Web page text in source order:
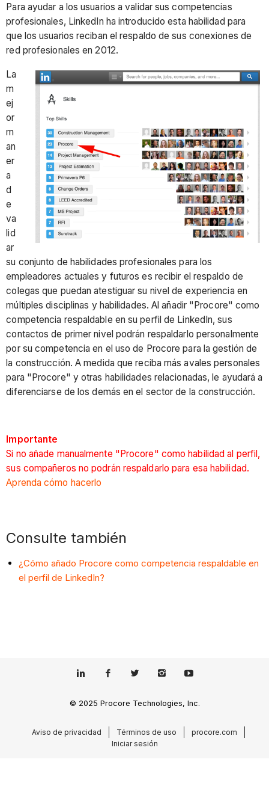
Para ayudar a los usuarios a validar sus competencias
profesionales, LinkedIn ha introducido esta habilidad para
que los usuarios reciban el respaldo de sus conexiones de
red profesionales en 2012.
La
m
ej
or
m
an
er
a
d
e
va
lid
ar
su conjunto de habilidades profesionales para los
empleadores actuales y futuros es recibir el respaldo de
colegas que puedan atestiguar su nivel de experiencia en
múltiples disciplinas y habilidades. Al añadir "Procore" como
competencia respaldable en su perfil de LinkedIn, sus
contactos de primer nivel podrán respaldarlo personalmente
por su competencia en el uso de Procore para la gestión de
la construcción. A medida que reciba más avales personales
para "Procore" y otras habilidades relacionadas, le ayudará a
diferenciarse de los demás en el sector de la construcción.
Importante
Si no añade manualmente "Procore" como habilidad al perfil,
sus compañeros no podrán respaldarlo para esa habilidad.
Aprenda cómo hacerlo
Consulte también
¿Cómo añado Procore como competencia respaldable en
el perfil de LinkedIn?
© 2025 Procore Technologies, Inc.
Aviso de privacidad Términos de uso
procore.com
Iniciar sesión